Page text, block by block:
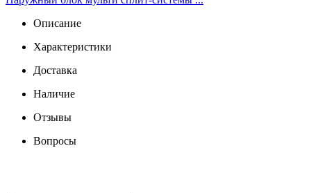
Описание
Характеристики
Доставка
Наличие
Отзывы
Вопросы